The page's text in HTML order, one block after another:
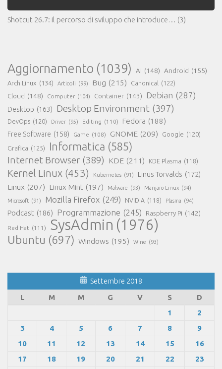
Shotcut 26.7: il percorso di sviluppo che introduce… (3)
Aggiornamento (1039) AI (148) Android (155)
Arch Linux (134) Articoli (99) Bug (215) Canonical (122)
Cloud (148) Computer (104) Container (143) Debian (287)
Desktop (163) Desktop Environment (397)
DevOps (120) Driver (95) Editing (110) Fedora (188)
Free Software (158) Game (108) GNOME (209) Google (120)
Grafica (125) Informatica (585)
Internet Browser (389) KDE (211) KDE Plasma (118)
Kernel Linux (453) Kubernetes (91) Linus Torvalds (172)
Linux (207) Linux Mint (197) Malware (93) Manjaro Linux (94)
Microsoft (91) Mozilla Firefox (249) NVIDIA (118) Plasma (94)
Podcast (186) Programmazione (245) Raspberry Pi (142)
Red Hat (111) SysAdmin (1976)
Ubuntu (697) Windows (195) Wine (93)
Settembre 2018
L
M M G V S
D
1
2
3
4 5 6 7 8
9
10
11 12 13 14 15
16
17
18 19 20 21 22
23